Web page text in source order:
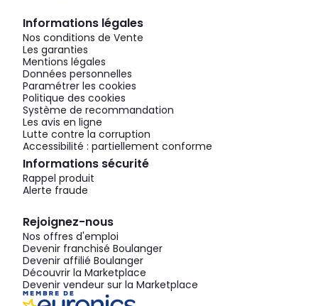
Informations légales
Nos conditions de Vente
Les garanties
Mentions légales
Données personnelles
Paramétrer les cookies
Politique des cookies
Système de recommandation
Les avis en ligne
Lutte contre la corruption
Accessibilité : partiellement conforme
Informations sécurité
Rappel produit
Alerte fraude
Rejoignez-nous
Nos offres d'emploi
Devenir franchisé Boulanger
Devenir affilié Boulanger
Découvrir la Marketplace
Devenir vendeur sur la Marketplace